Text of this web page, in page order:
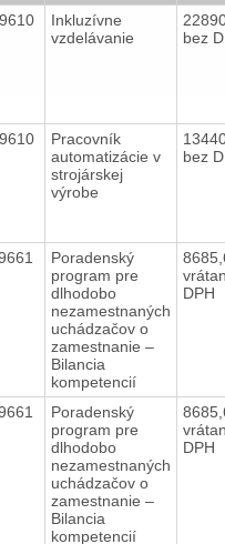
Inkluzívne
vzdelávanie
bez
Pracovník
automatizácie v
strojárskej
výrobe
bez
Poradenský
program pre
dlhodobo
nezamestnaných
uchádzačov o
zamestnanie –
Bilancia
kompetencií
DPH
Poradenský
program pre
dlhodobo
nezamestnaných
uchádzačov o
zamestnanie –
Bilancia
kompetencií
DPH